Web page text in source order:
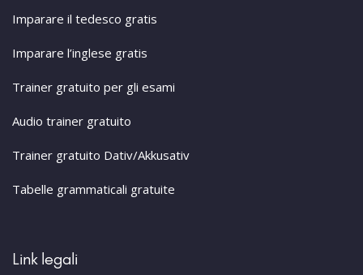
Imparare il tedesco gratis
Imparare l’inglese gratis
Trainer gratuito per gli esami
Audio trainer gratuito
Trainer gratuito Dativ/Akkusativ
Tabelle grammaticali gratuite
Link legali